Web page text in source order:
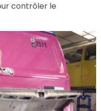
contrôler le